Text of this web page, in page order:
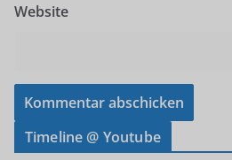
Website
Timeline @ Youtube